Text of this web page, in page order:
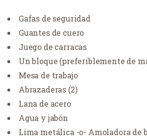
Gafas de seguridad
Guantes de cuero
Juego de carracas
Un bloque (preferiblemente de
Mesa de trabajo
Abrazaderas (2)
Lana de acero
Agua y jabón
Lima metálica -o- Amoladora de